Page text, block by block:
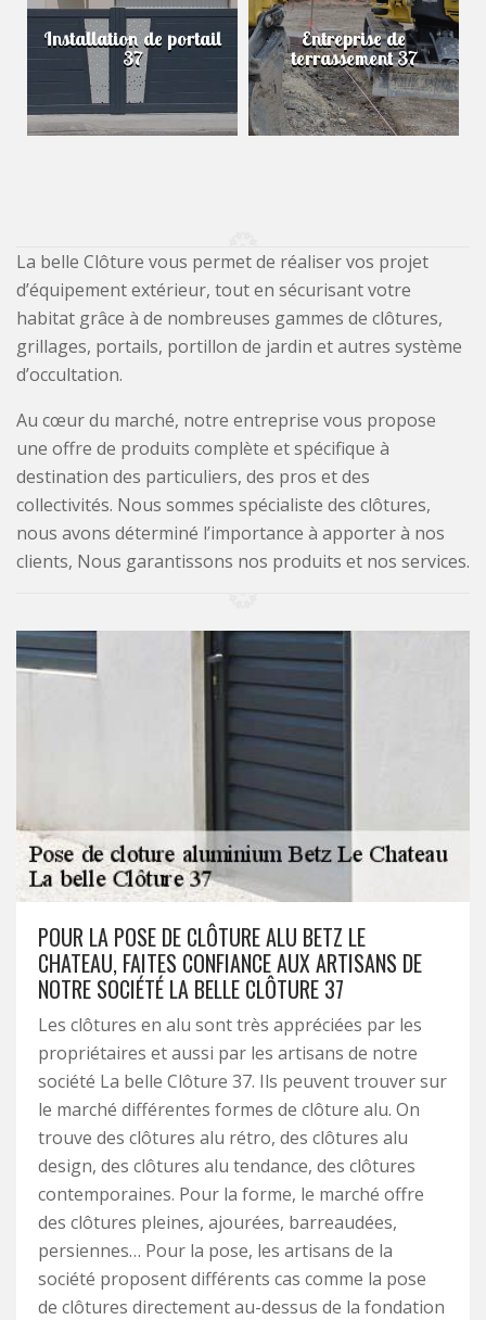
Installation de portail
37
Entreprise de
terrassement 37
La belle Clôture vous permet de réaliser vos projet
d’équipement extérieur, tout en sécurisant votre
habitat grâce à de nombreuses gammes de clôtures,
grillages, portails, portillon de jardin et autres système
d’occultation.
Au cœur du marché, notre entreprise vous propose
une offre de produits complète et spécifique à
destination des particuliers, des pros et des
collectivités. Nous sommes spécialiste des clôtures,
nous avons déterminé l’importance à apporter à nos
clients, Nous garantissons nos produits et nos services.
POUR LA POSE DE CLÔTURE ALU BETZ LE
CHATEAU, FAITES CONFIANCE AUX ARTISANS DE
NOTRE SOCIÉTÉ LA BELLE CLÔTURE 37
Les clôtures en alu sont très appréciées par les
propriétaires et aussi par les artisans de notre
société La belle Clôture 37. Ils peuvent trouver sur
le marché différentes formes de clôture alu. On
trouve des clôtures alu rétro, des clôtures alu
design, des clôtures alu tendance, des clôtures
contemporaines. Pour la forme, le marché offre
des clôtures pleines, ajourées, barreaudées,
persiennes… Pour la pose, les artisans de la
société proposent différents cas comme la pose
de clôtures directement au-dessus de la fondation